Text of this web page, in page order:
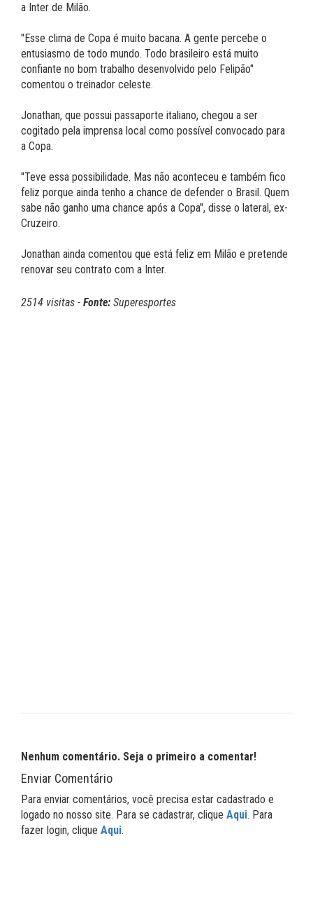
a Inter de Milão.
"Esse clima de Copa é muito bacana. A gente percebe o
entusiasmo de todo mundo. Todo brasileiro está muito
confiante no bom trabalho desenvolvido pelo Felipão"
comentou o treinador celeste.
Jonathan, que possui passaporte italiano, chegou a ser
cogitado pela imprensa local como possível convocado para
a Copa.
"Teve essa possibilidade. Mas não aconteceu e também fico
feliz porque ainda tenho a chance de defender o Brasil. Quem
sabe não ganho uma chance após a Copa", disse o lateral, ex-
Cruzeiro.
Jonathan ainda comentou que está feliz em Milão e pretende
renovar seu contrato com a Inter.
2514 visitas - Fonte: Superesportes
Nenhum comentário. Seja o primeiro a comentar!
Enviar Comentário
Para enviar comentários, você precisa estar cadastrado e
logado no nosso site. Para se cadastrar, clique Aqui. Para
fazer login, clique Aqui.